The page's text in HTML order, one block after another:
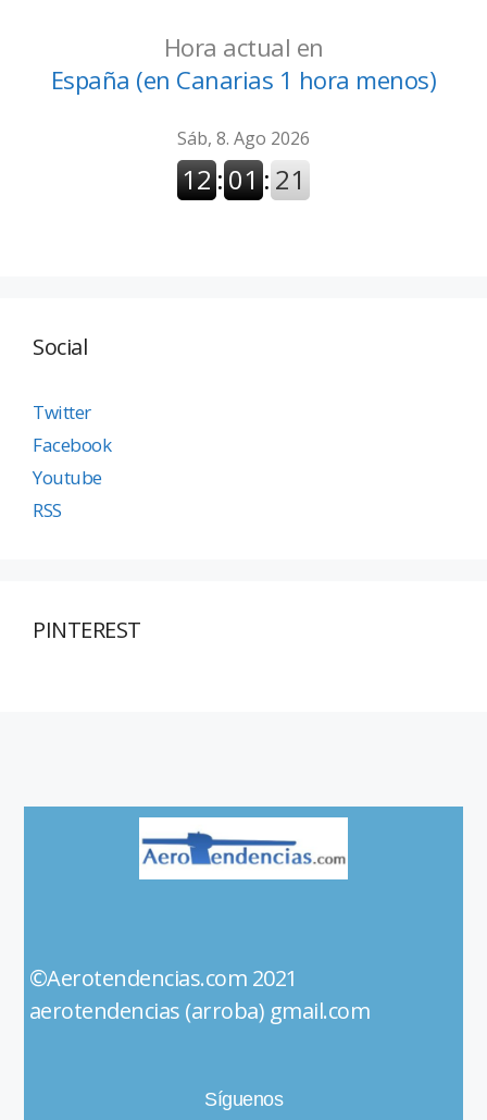
Hora actual en
España (en Canarias 1 hora menos)
Social
Twitter
Facebook
Youtube
RSS
PINTEREST
©Aerotendencias.com 2021
aerotendencias (arroba) gmail.com
Síguenos